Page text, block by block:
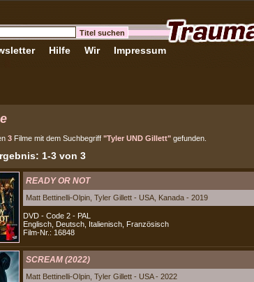
Hilfe Wir Impressum
3 Filme mit dem Suchbegriff "Tyler UND Gillett" gefunden.
1-3 von 3
READY OR NOT
Matt Bettinelli-Olpin, Tyler Gillett - USA, Kanada - 2019
DVD - Code 2 - PAL
Englisch, Deutsch, Italienisch, Französisch
Film-Nr.: 16848
SCREAM (2022)
Matt Bettinelli-Olpin, Tyler Gillett - USA - 2022